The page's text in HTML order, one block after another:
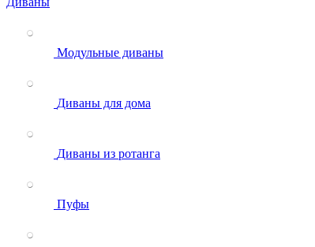
Модульные диваны
Диваны для дома
Диваны из ротанга
Пуфы